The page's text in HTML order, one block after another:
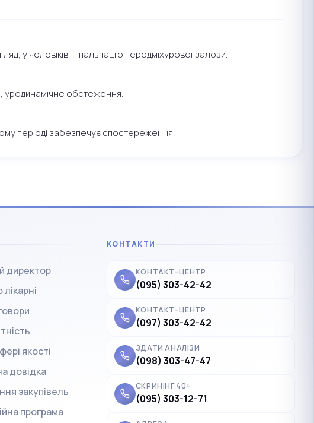
у чоловіків — пальпацію передміхурової залози.
уродинамічне обстеження.
періоді забезпечує спостереження.
директор
якості
довідка
закупівель
програма
КОНТАКТИ
КОНТАКТ-ЦЕНТР
(095) 303-42-42
КОНТАКТ-ЦЕНТР
(097) 303-42-42
ЗДАТИ АНАЛІЗИ
(098) 303-47-47
СКРИНІНГ 40+
(095) 303-12-71